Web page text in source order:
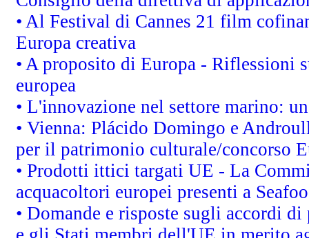
• Al Festival di Cannes 21 film
Europa creativa
• A proposito di Europa - Riflessioni
europea
• L'innovazione nel settore marino:
• Vienna: Plácido Domingo e
per il patrimonio culturale/concorso
• Prodotti ittici targati UE - La
acquacoltori europei presenti a
• Domande e risposte sugli accordi